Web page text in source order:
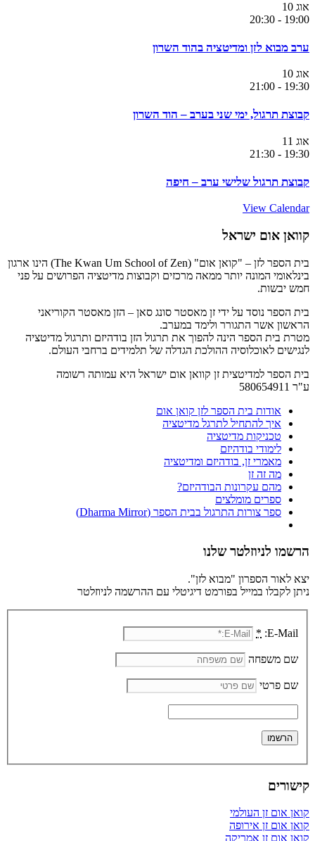
אוג 10
19:00
-
20:30
ערב מבוא לזן ומדיטציה בהוד השרון
אוג 10
19:30
-
21:00
קבוצת תרגול, ימי שני בערב – הוד השרון
אוג 11
19:30
-
21:30
קבוצת תרגול שלישי ערב – חיפה
View Calendar
קוואן אום ישראל
בית הספר לזן – "קואן אום" (The Kwan Um School of Zen) הינו ארגון
בינלאומי המונה יותר ממאה מרכזים וקבוצות מדיטציה הפרושים על פני
חמש יבשות.
בית הספר נוסד על ידי זן מאסטר סונג סאן – הזן מאסטר הקוריאני
הראשון אשר התגורר ולימד במערב.
מטרת בית הספר הינה להפוך את תרגול הזן בודהיזם ותרגול מדיטציה
לנגישים לאוכלוסיה ההולכת הגדלה של תלמידים ברחבי העולם.
בית הספר למדיטצית זן קוואן אום ישראל היא עמותה רשומה
ע"ר 580654911
אודות בית הספר לזן קואן אום
איך להתחיל לתרגל מדיטציה
טכניקות מדיטציה
לימודי בודהיזם
מאמרי זן, בודהיזם ומדיטציה
מה זה זן
מהם עקרונות הבודהיזם?
ספרים מומלצים
ספר צורות התרגול בבית הספר (Dharma Mirror)
הרשמו לניוזלטר שלנו
יצא לאור הספרון "מבוא לזן".
ניתן לקבלו במייל בפורמט דיגיטלי עם ההרשמה לניוזלטר
E-Mail:
*
שם משפחה
שם פרטי
קישורים
קואן אום זן העולמי
קואן אום זן אירופה
קואן אום זן אמריקה